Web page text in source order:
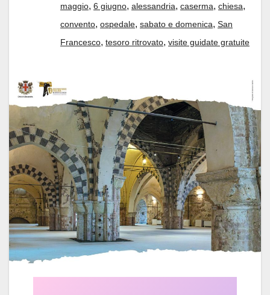
maggio, 6 giugno, alessandria, caserma, chiesa,
convento, ospedale, sabato e domenica, San
Francesco, tesoro ritrovato, visite guidate gratuite